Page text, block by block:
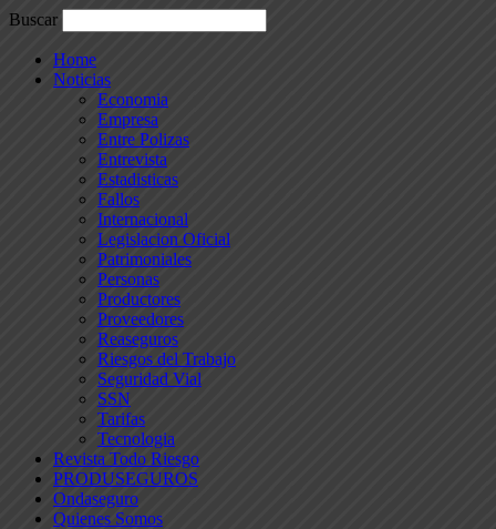
Buscar
Home
Noticias
Economia
Empresa
Entre Polizas
Entrevista
Estadisticas
Fallos
Internacional
Legislacion Oficial
Patrimoniales
Personas
Productores
Proveedores
Reaseguros
Riesgos del Trabajo
Seguridad Vial
SSN
Tarifas
Tecnologia
Revista Todo Riesgo
PRODUSEGUROS
Ondaseguro
Quienes Somos